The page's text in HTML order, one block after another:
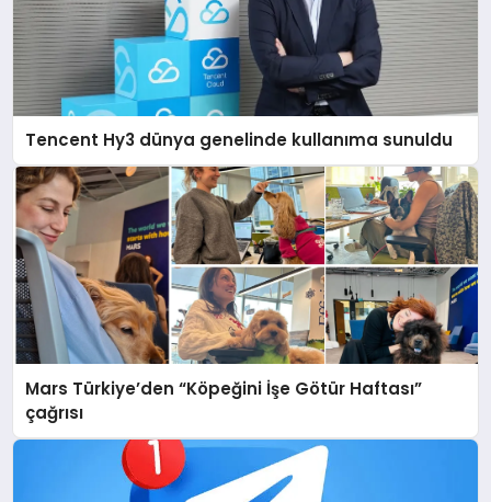
Tencent Hy3 dünya genelinde kullanıma sunuldu
Mars Türkiye’den “Köpeğini İşe Götür Haftası”
çağrısı